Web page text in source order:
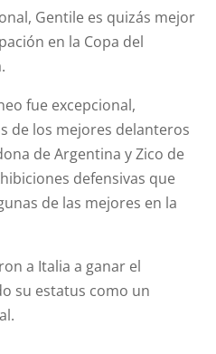
Gentile es quizás mejor
en la Copa del
fue excepcional,
de los mejores delanteros
de Argentina y Zico de
defensivas que
de las mejores en la
a Italia a ganar el
su estatus como un